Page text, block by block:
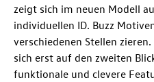
zeigt sich im neuen Modell
individuellen ID. Buzz
verschiedenen Stellen
sich erst auf den zweiten
funktionale und clevere